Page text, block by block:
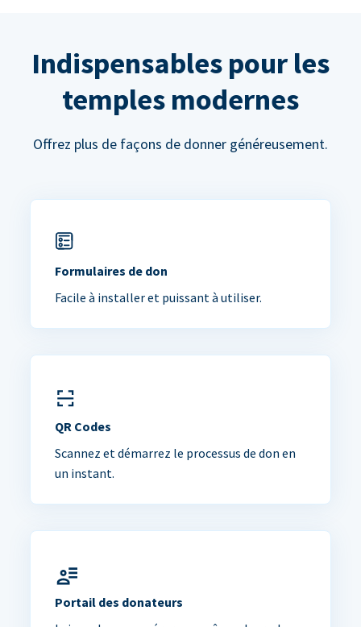
Indispensables pour les
temples modernes
Offrez plus de façons de donner généreusement.
Formulaires de don
Facile à installer et puissant à utiliser.
QR Codes
Scannez et démarrez le processus de don en
un instant.
Portail des donateurs